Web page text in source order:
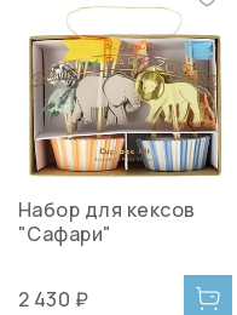
Набор для кексов
"Сафари"
2 430 ₽